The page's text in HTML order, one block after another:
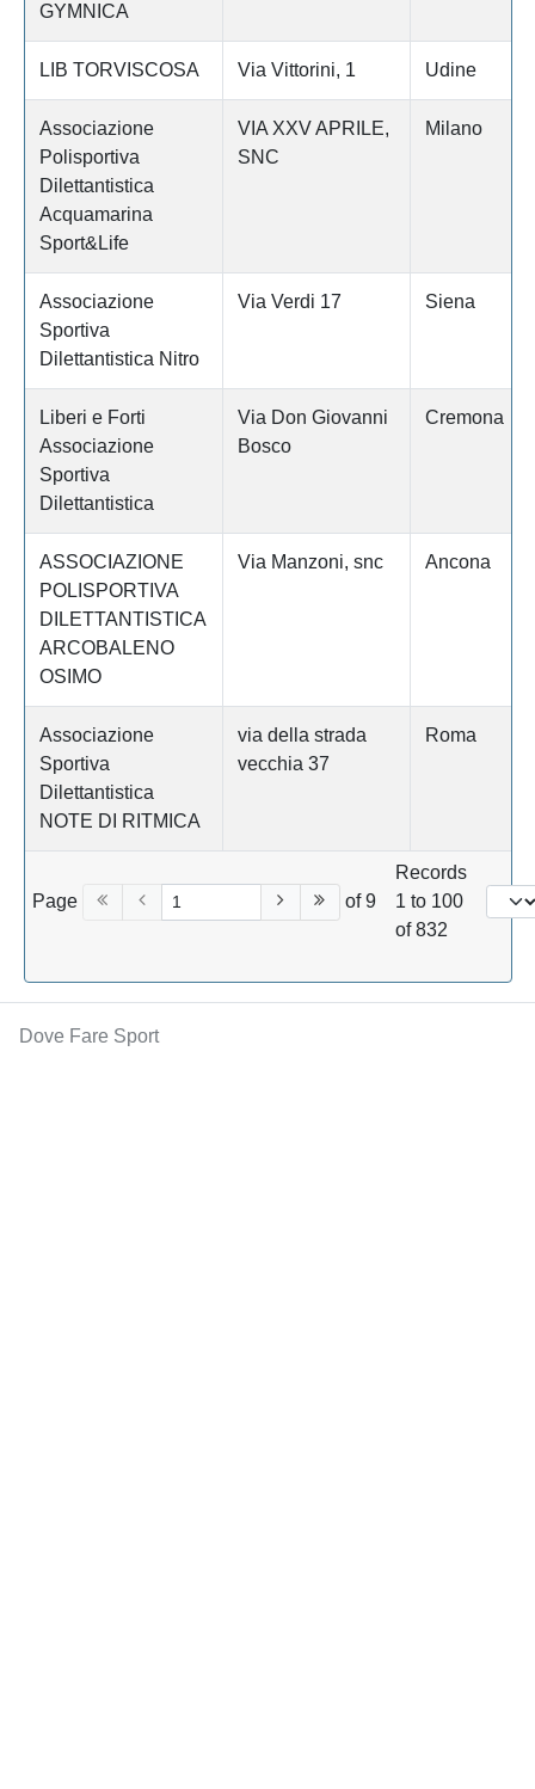
GYMNICA
LIB TORVISCOSA Via Vittorini, 1 Udine
Associazione
Polisportiva
Dilettantistica
Acquamarina
Sport&Life
VIA XXV APRILE,
SNC
Milano
Associazione
Sportiva
Dilettantistica Nitro
Via Verdi 17 Siena
Liberi e Forti
Associazione
Sportiva
Dilettantistica
Via Don Giovanni
Bosco
Cremona
ASSOCIAZIONE
POLISPORTIVA
DILETTANTISTICA
ARCOBALENO
OSIMO
Via Manzoni, snc Ancona
Associazione
Sportiva
Dilettantistica
NOTE DI RITMICA
via della strada
vecchia 37
Roma
Page of 9
Records
1 to 100
of 832
Dove Fare Sport